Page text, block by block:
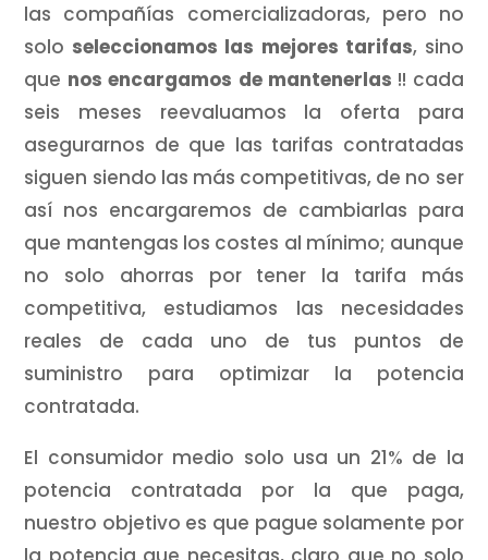
las compañías comercializadoras, pero no
solo seleccionamos las mejores tarifas, sino
que nos encargamos de mantenerlas !! cada
seis meses reevaluamos la oferta para
asegurarnos de que las tarifas contratadas
siguen siendo las más competitivas, de no ser
así nos encargaremos de cambiarlas para
que mantengas los costes al mínimo; aunque
no solo ahorras por tener la tarifa más
competitiva, estudiamos las necesidades
reales de cada uno de tus puntos de
suministro para optimizar la potencia
contratada.
El consumidor medio solo usa un 21% de la
potencia contratada por la que paga,
nuestro objetivo es que pague solamente por